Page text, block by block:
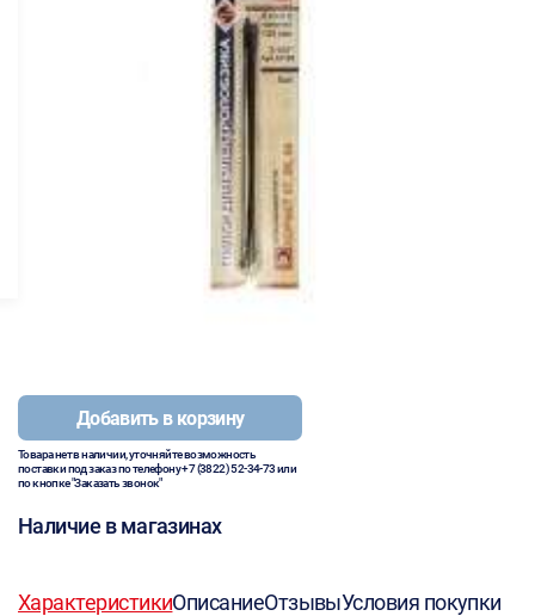
Добавить в корзину
Товара нет в наличии, уточняйте возможность
поставки под заказ по телефону+7 (3822) 52-34-73или
по кнопке "Заказать звонок"
Наличие в магазинах
ХарактеристикиОписаниеОтзывыУсловия покупки